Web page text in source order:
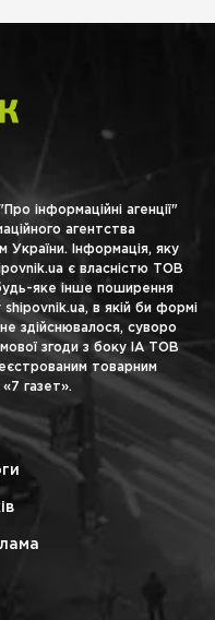
інформаційні агенції"
агентства
України. Інформація, яку
є власністю ТОВ
яке інше поширення
в якій би формі
здійснювалося, суворо
згоди з боку ІА ТОВ
товарним
газет».